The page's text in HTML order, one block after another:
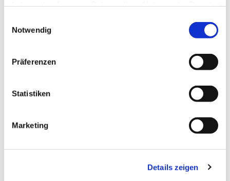
Notwendig
Präferenzen
Statistiken
Marketing
Details zeigen
Bergkirchener Str. 465, 32549 Bad
Oeynhausen